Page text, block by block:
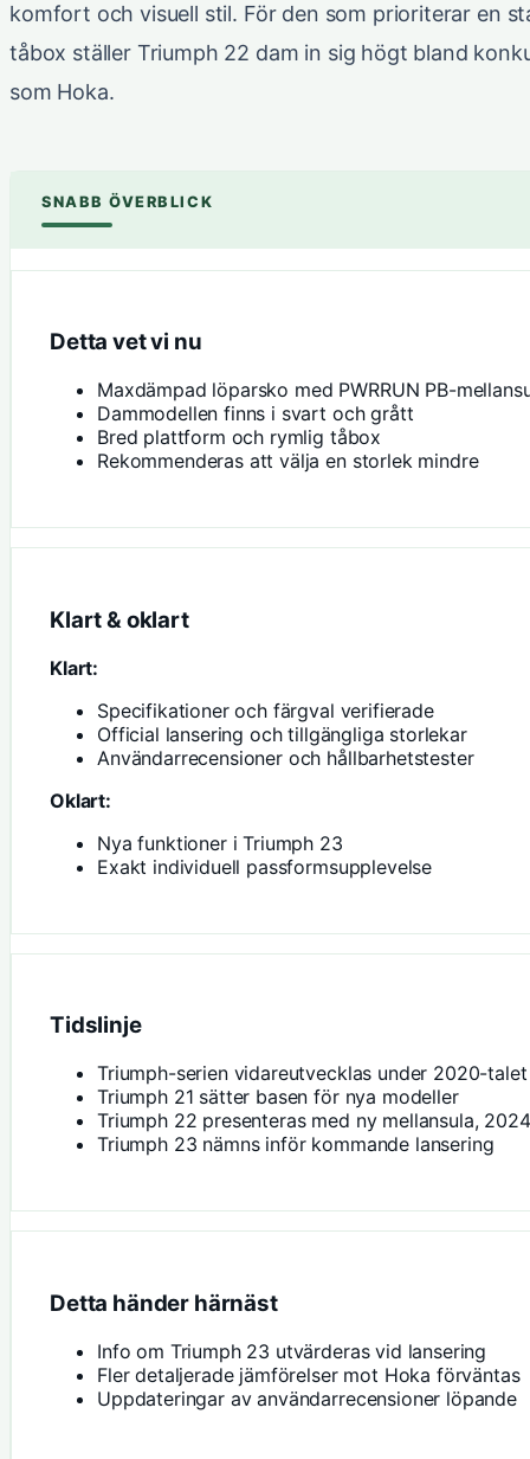
komfort och visuell stil. För den som prioriterar en
tåbox ställer Triumph 22 dam in sig högt bland
som Hoka.
SNABB ÖVERBLICK
Detta vet vi nu
Maxdämpad löparsko med PWRRUN PB-
Dammodellen finns i svart och grått
Bred plattform och rymlig tåbox
Rekommenderas att välja en storlek mindre
Klart & oklart
Klart:
Specifikationer och färgval verifierade
Official lansering och tillgängliga storlekar
Användarrecensioner och hållbarhetstester
Oklart:
Nya funktioner i Triumph 23
Exakt individuell passformsupplevelse
Tidslinje
Triumph-serien vidareutvecklas under 2020-talet
Triumph 21 sätter basen för nya modeller
Triumph 22 presenteras med ny mellansula, 2024
Triumph 23 nämns inför kommande lansering
Detta händer härnäst
Info om Triumph 23 utvärderas vid lansering
Fler detaljerade jämförelser mot Hoka förväntas
Uppdateringar av användarrecensioner löpande